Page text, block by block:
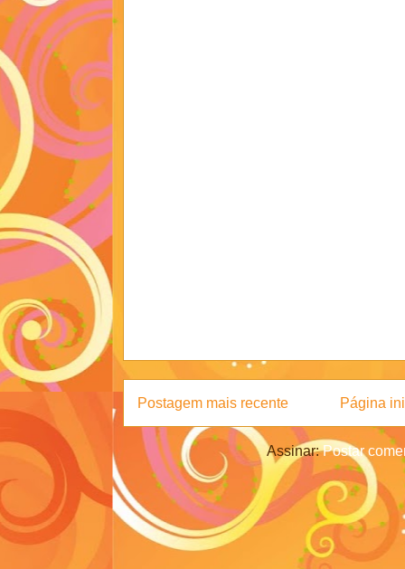
Postagem mais recente Página
Assinar:Postar